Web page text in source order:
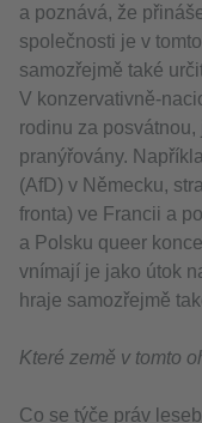
a poznává, že
společnosti je v
samozřejmě také
V konzervativně-
rodinu za
pranýřovány.
(AfD) v Německu,
fronta) ve Francii a
a Polsku queer
vnímají je jako útok
hraje samozřejmě
Které země v tomto
Co se týče práv